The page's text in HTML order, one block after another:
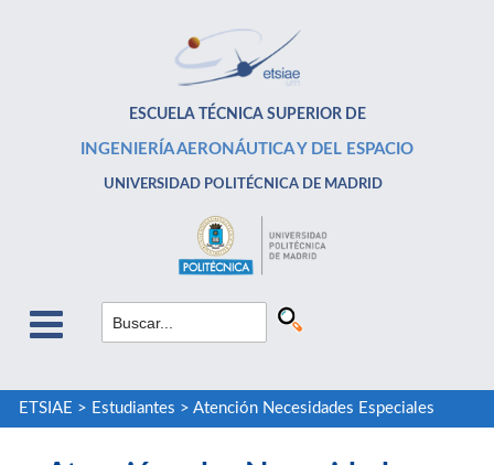
ESCUELA TÉCNICA SUPERIOR DE
INGENIERÍA AERONÁUTICA Y DEL ESPACIO
UNIVERSIDAD POLITÉCNICA DE MADRID
ETSIAE > Estudiantes > Atención Necesidades Especiales